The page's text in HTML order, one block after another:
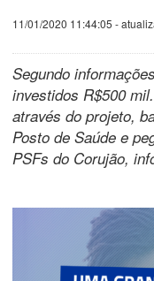
11/01/2020 11:44:05 -
Segundo
investidos R$500
através do projeto,
Posto de Saúde e
PSFs do Corujão,